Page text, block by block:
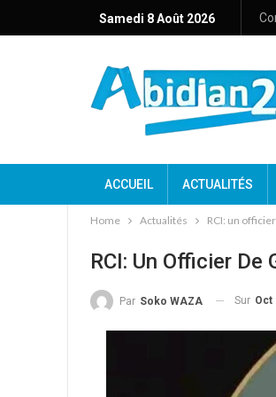
Samedi 8 Août 2026
ACCUEIL ACTUALITÉS
Home Actualités RCI: un
RCI: Un Officier De
Par Soko WAZA Sur Oct